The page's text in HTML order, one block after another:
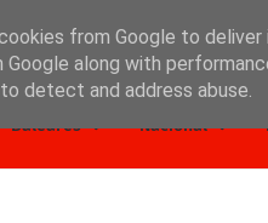
Baleares Nacional
from Google to
Google along with
detect and address abuse.